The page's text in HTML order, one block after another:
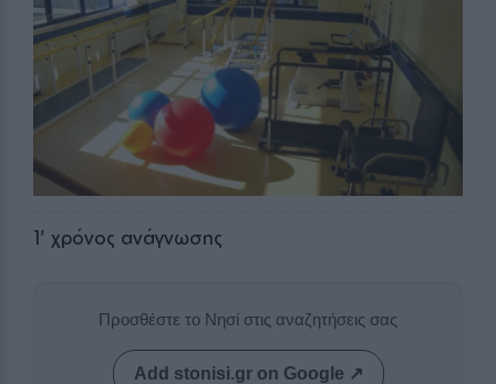
1' χρόνος ανάγνωσης
Προσθέστε το Νησί στις αναζητήσεις σας
Add stonisi.gr on Google ↗